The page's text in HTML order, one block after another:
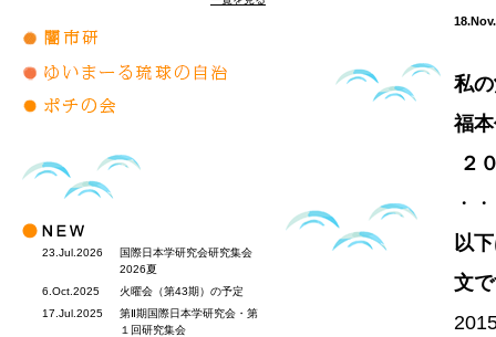
23.Jul.2026
国際日本学研究会研究集会
2026夏
6.Oct.2025
火曜会（第43期）の予定
17.Jul.2025
第Ⅱ期国際日本学研究会・第
１回研究集会
私
福
・
以
文